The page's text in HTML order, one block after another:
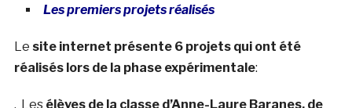
Les premiers projets réalisés
Le site internet présente 6 projets qui ont été
réalisés lors de la phase expérimentale:
. Les élèves de la classe d’Anne-Laure Baranes, de